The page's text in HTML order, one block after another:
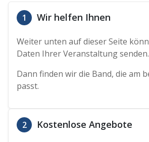
1 Wir helfen Ihnen
Weiter unten auf dieser Seite
Daten Ihrer Veranstaltung senden.
Dann finden wir die Band, die am
passt.
2 Kostenlose Angebote